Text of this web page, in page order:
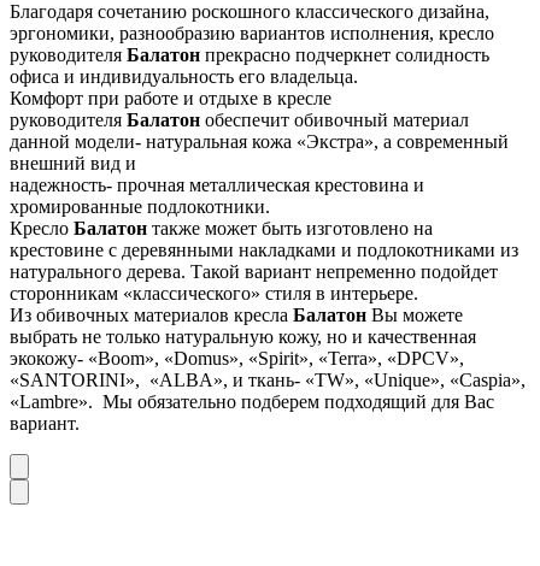
Благодаря сочетанию роскошного классического дизайна,
эргономики, разнообразию вариантов исполнения, кресло
руководителя Балатон прекрасно подчеркнет солидность
офиса и индивидуальность его владельца.
Комфорт при работе и отдыхе в кресле
руководителя Балатон обеспечит обивочный материал
данной модели- натуральная кожа «Экстра», а современный
внешний вид и
надежность- прочная металлическая крестовина и
хромированные подлокотники.
Кресло Балатон также может быть изготовлено на
крестовине с деревянными накладками и подлокотниками из
натурального дерева. Такой вариант непременно подойдет
сторонникам «классического» стиля в интерьере.
Из обивочных материалов кресла Балатон Вы можете
выбрать не только натуральную кожу, но и качественная
экокожу- «Boom», «Domus», «Spirit», «Terra», «DPCV»,
«SANTORINI», «ALBA», и ткань- «TW», «Unique», «Caspia»,
«Lambre». Мы обязательно подберем подходящий для Вас
вариант.